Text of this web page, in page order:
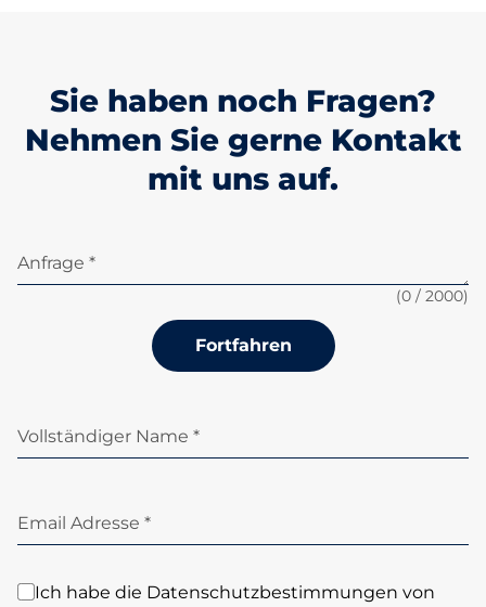
Sie haben noch Fragen?
Nehmen Sie gerne Kontakt
mit uns auf.
Anfrage *
(0 / 2000)
Fortfahren
Vollständiger Name *
Email Adresse *
Ich habe die Datenschutzbestimmungen von